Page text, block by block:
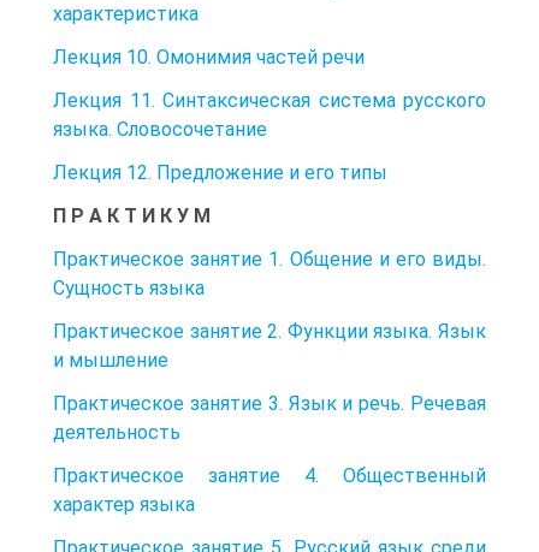
характеристика
Лекция 10. Омонимия частей речи
Лекция 11. Синтаксическая система русского
языка. Словосочетание
Лекция 12. Предложение и его типы
П Р А К Т И К У М
Практическое занятие 1. Общение и его виды.
Сущность языка
Практическое занятие 2. Функции языка. Язык
и мышление
Практическое занятие 3. Язык и речь. Речевая
деятельность
Практическое занятие 4. Общественный
характер языка